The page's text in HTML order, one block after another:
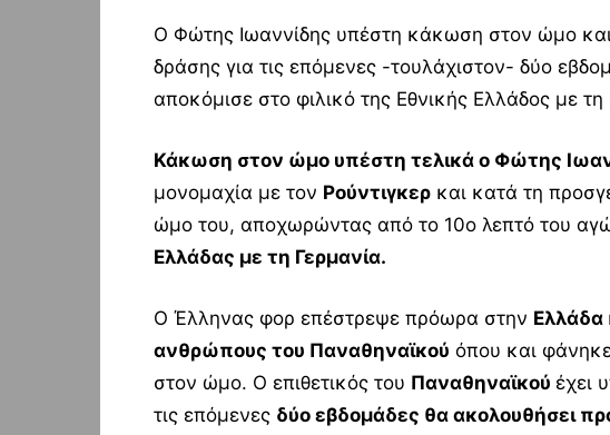
Ο Φώτης Ιωαννίδης υπέστη κάκωση στον ώμο και
δράσης για τις επόμενες -τουλάχιστον- δύο
αποκόμισε στο φιλικό της Εθνικής Ελλάδος με τη
Κάκωση στον ώμο υπέστη τελικά ο Φώτης
μονομαχία με τον Ρούντιγκερ και κατά τη
ώμο του, αποχωρώντας από το 10ο λεπτό του
Ελλάδας με τη Γερμανία.
Ο Έλληνας φορ επέστρεψε πρόωρα στην Ελλάδα
ανθρώπους του Παναθηναϊκού όπου και
στον ώμο. Ο επιθετικός του Παναθηναϊκού έχει
τις επόμενες δύο εβδομάδες θα ακολουθήσει